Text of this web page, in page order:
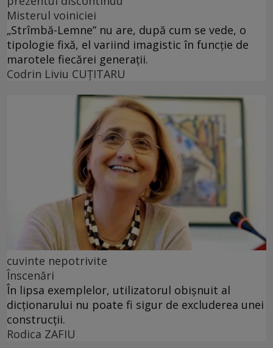
Misterul voiniciei
„Strîmbă-Lemne” nu are, după cum se vede, o
tipologie fixă, el variind imagistic în funcţie de
marotele fiecărei generaţii.
Codrin Liviu CUŢITARU
cuvinte nepotrivite
Înscenări
În lipsa exemplelor, utilizatorul obișnuit al
dicționarului nu poate fi sigur de excluderea unei
construcții.
Rodica ZAFIU